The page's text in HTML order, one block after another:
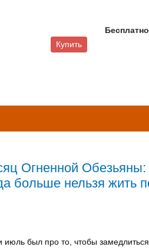
Купить
Бесплатно
Огненной Обезьяны:
больше нельзя жить
июль был про то, чтобы